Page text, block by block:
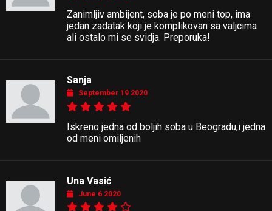
Zanimljiv ambijent, soba je po meni top, ima
jedan zadatak koji je komplikovan sa valjcima
ali ostalo mi se svidja. Preporuka!
Sanja
September 19 2020
Iskreno jedna od boljih soba u Beogradu,i jedna
od meni omiljenih
Una Vasić
June 6 2020